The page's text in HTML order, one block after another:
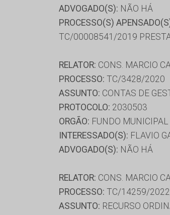
ADVOGADO(S): NÃO HÁ
PROCESSO(S)
TC/00008541/2019
RELATOR: CONS. MARCIO
PROCESSO: TC/3428/2020
ASSUNTO: CONTAS DE
PROTOCOLO: 2030503
ORGÃO: FUNDO
INTERESSADO(S): FLAVIO
ADVOGADO(S): NÃO HÁ
RELATOR: CONS. MARCIO
PROCESSO: TC/14259/
ASSUNTO: RECURSO